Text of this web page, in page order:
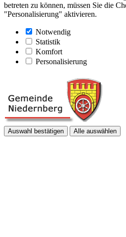
betreten zu können, müssen Sie die
"Personalisierung" aktivieren.
Notwendig
Statistik
Komfort
Personalisierung
Auswahl bestätigen Alle auswählen